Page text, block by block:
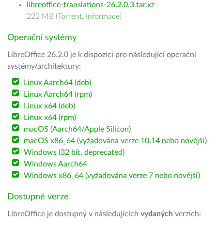
libreoffice-translations-26.2.0.3.tar.xz
222 MB (Torrent, Informace)
Operační systémy
LibreOffice 26.2.0 je k dispozici pro následující operační
systémy/architektury:
Linux Aarch64 (deb)
Linux Aarch64 (rpm)
Linux x64 (deb)
Linux x64 (rpm)
macOS (Aarch64/Apple Silicon)
macOS x86_64 (vyžadována verze 10.14 nebo novější)
Windows (32 bit, deprecated)
Windows Aarch64
Windows x86_64 (vyžadována verze 7 nebo novější)
Dostupné verze
LibreOffice je dostupný v následujících vydaných verzích: